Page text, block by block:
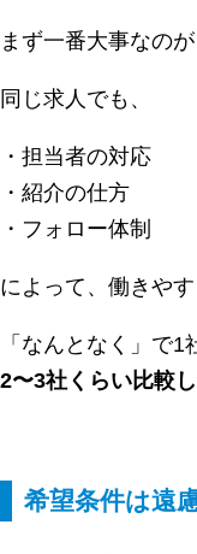
まず一番大事なのが
同じ求人でも、
・担当者の対応
・紹介の仕方
・フォロー体制
によって、働きや
「なんとなく」で1
2〜3社くらい比較
希望条件は遠